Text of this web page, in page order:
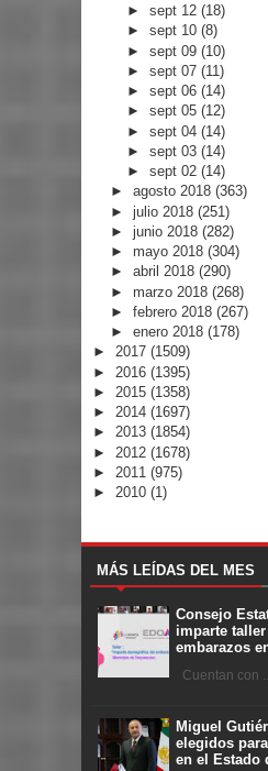
►sept 12(18)
►sept 10(8)
►sept 09(10)
►sept 07(11)
►sept 06(14)
►sept 05(12)
►sept 04(14)
►sept 03(14)
►sept 02(14)
► agosto 2018 (363)
► julio 2018 (251)
► junio 2018 (282)
► mayo 2018 (304)
► abril 2018 (290)
► marzo 2018 (268)
► febrero 2018 (267)
► enero 2018 (178)
► 2017 (1509)
► 2016 (1395)
► 2015 (1358)
► 2014 (1697)
► 2013 (1854)
► 2012 (1678)
► 2011 (975)
► 2010 (1)
MÁS LEÍDAS DEL MES
Consejo
imparte
embarazos
Cuentan con
Miguel
elegidos
en el Estado